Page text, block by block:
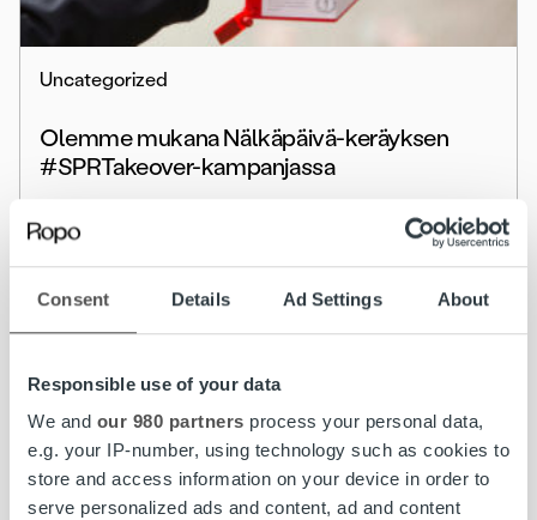
Consent Details Ad Settings About
Responsible use of your data
We and our 980 partners process your personal data,
e.g. your IP-number, using technology such as cookies to
store and access information on your device in order to
serve personalized ads and content, ad and content
Uncategorized
Olemme mukana Nälkäpäivä-keräyksen
#SPRTakeover-kampanjassa
Lue lisää